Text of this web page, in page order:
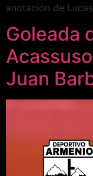
anotación de
Goleada
Juan